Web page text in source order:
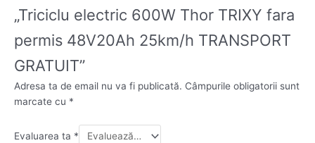
„Triciclu electric 600W Thor TRIXY fara
permis 48V20Ah 25km/h TRANSPORT
GRATUIT”
Adresa ta de email nu va fi publicată. Câmpurile obligatorii sunt
marcate cu *
Evaluarea ta *